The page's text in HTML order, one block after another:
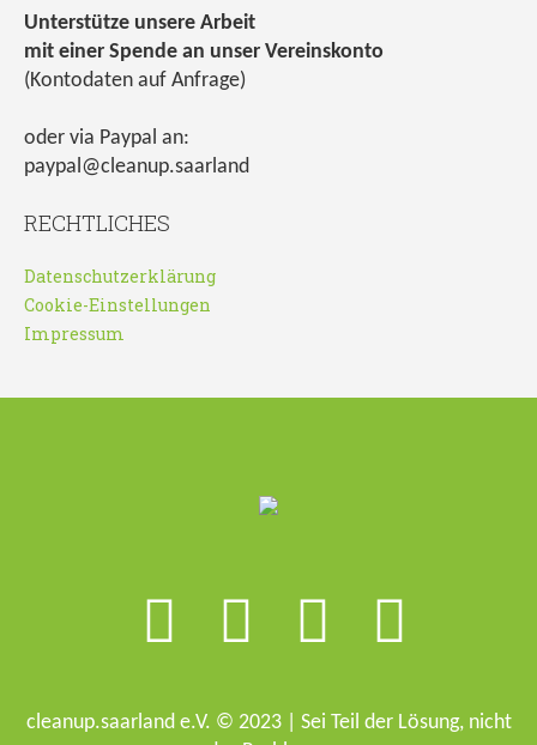
Unterstütze unsere Arbeit
mit einer Spende an unser Vereinskonto
(Kontodaten auf Anfrage)
oder via Paypal an:
paypal@cleanup.saarland
RECHTLICHES
Datenschutzerklärung
Cookie-Einstellungen
Impressum
cleanup.saarland e.V. © 2023 | Sei Teil der Lösung, nicht